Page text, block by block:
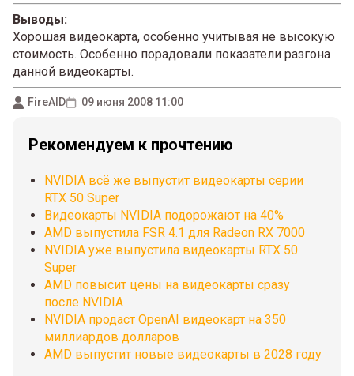
Выводы:
Хорошая видеокарта, особенно учитывая не высокую
стоимость. Особенно порадовали показатели разгона
данной видеокарты.
FireAID 09 июня 2008 11:00
Рекомендуем к прочтению
NVIDIA всё же выпустит видеокарты серии
RTX 50 Super
Видеокарты NVIDIA подорожают на 40%
AMD выпустила FSR 4.1 для Radeon RX 7000
NVIDIA уже выпустила видеокарты RTX 50
Super
AMD повысит цены на видеокарты сразу
после NVIDIA
NVIDIA продаст OpenAI видеокарт на 350
миллиардов долларов
AMD выпустит новые видеокарты в 2028 году